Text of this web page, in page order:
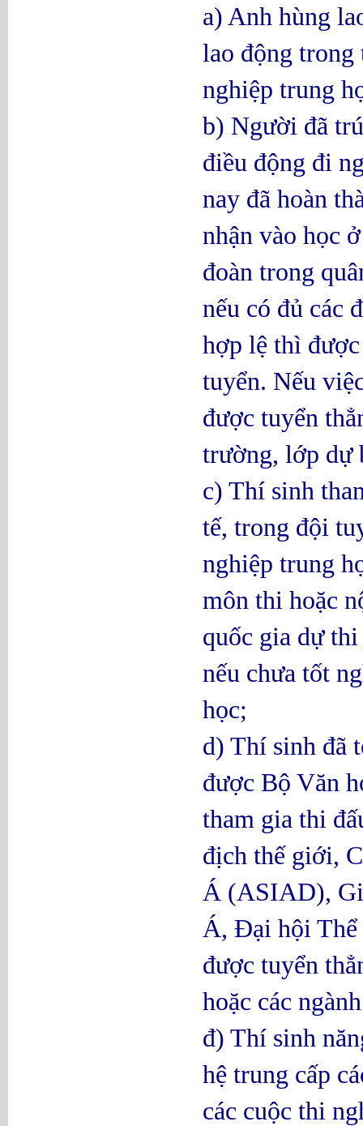
a) Anh hùng
lao động trong
nghiệp trung
b) Người đã
điều động đi
nay đã hoàn
nhận vào học
đoàn trong
nếu có đủ các
hợp lệ thì
tuyển. Nếu
được tuyển
trường, lớp dự
c) Thí sinh
tế, trong đội
nghiệp trung
môn thi hoặc
quốc gia dự
nếu chưa tốt
học;
d) Thí sinh đã
được Bộ Văn
tham gia thi
địch thế giới,
Á (ASIAD),
Á, Đại hội Thể
được tuyển
hoặc các
đ) Thí sinh
hệ trung cấp
các cuộc thi